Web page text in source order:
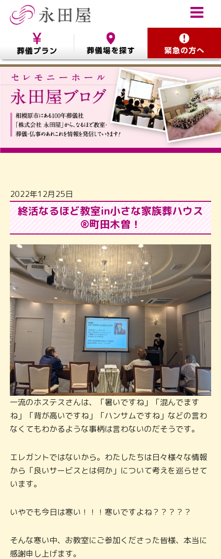
2022年12月25日
終活なるほど教室in小さな家族葬ハウス
®町田木曽！
一流のホステスさんは、「暑いですね」「混んでます
ね」「背が高いですね」「ハンサムですね」などの言わ
なくてもわかるような事柄は言わないのだそうです。
エレガントではないから。わたしたちは日々様々な情報
から「良いサービスとは何か」について考えを巡らせて
います。
いやでも今日は寒い！！！寒いですよね？？？？？
そんな寒い中、お教室にご参加くださった皆様、本当に
感謝申し上げます。